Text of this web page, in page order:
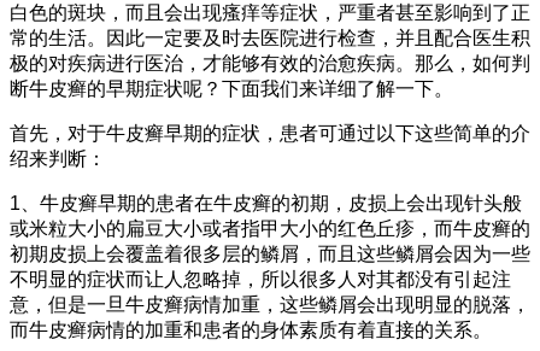
白色的斑块，而且会出现瘙痒等症状，严重者甚至影响到了正
常的生活。因此一定要及时去医院进行检查，并且配合医生积
极的对疾病进行医治，才能够有效的治愈疾病。那么，如何判
断牛皮癣的早期症状呢？下面我们来详细了解一下。
首先，对于牛皮癣早期的症状，患者可通过以下这些简单的介
绍来判断：
1、牛皮癣早期的患者在牛皮癣的初期，皮损上会出现针头般
或米粒大小的扁豆大小或者指甲大小的红色丘疹，而牛皮癣的
初期皮损上会覆盖着很多层的鳞屑，而且这些鳞屑会因为一些
不明显的症状而让人忽略掉，所以很多人对其都没有引起注
意，但是一旦牛皮癣病情加重，这些鳞屑会出现明显的脱落，
而牛皮癣病情的加重和患者的身体素质有着直接的关系。